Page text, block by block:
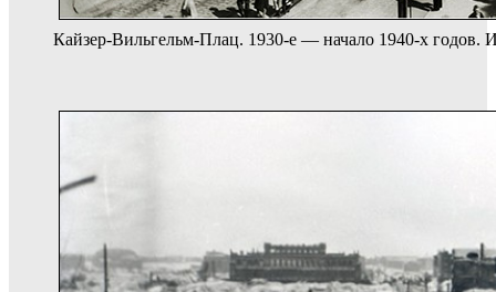
Кайзер-Вильгельм-Плац. 1930-е — начало 1940-х годов.